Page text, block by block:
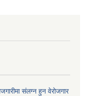
संलग्न हुन वेरोजगार